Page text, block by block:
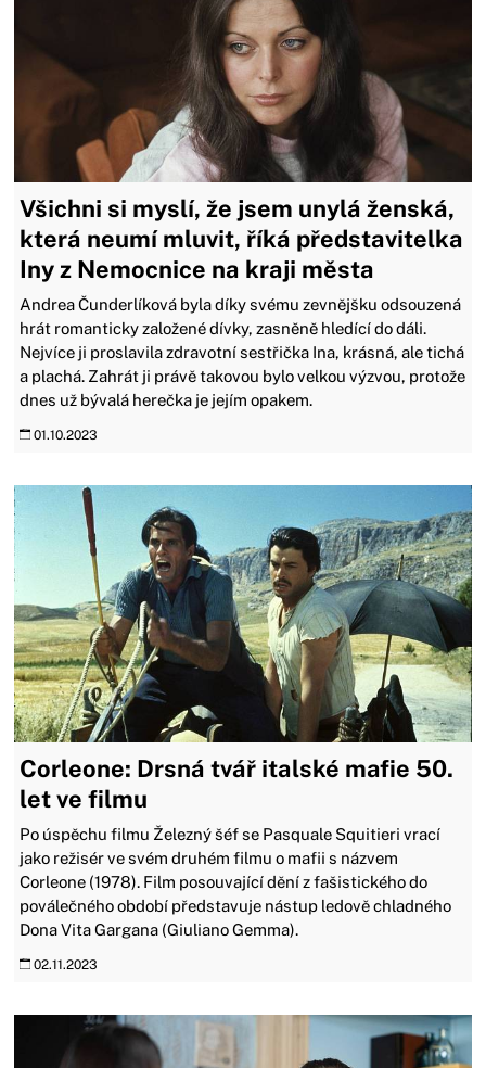
Všichni si myslí, že jsem unylá ženská,
která neumí mluvit, říká představitelka
Iny z Nemocnice na kraji města
Andrea Čunderlíková byla díky svému zevnějšku odsouzená
hrát romanticky založené dívky, zasněně hledící do dáli.
Nejvíce ji proslavila zdravotní sestřička Ina, krásná, ale tichá
a plachá. Zahrát ji právě takovou bylo velkou výzvou, protože
dnes už bývalá herečka je jejím opakem.
01.10.2023
Corleone: Drsná tvář italské mafie 50.
let ve filmu
Po úspěchu filmu Železný šéf se Pasquale Squitieri vrací
jako režisér ve svém druhém filmu o mafii s názvem
Corleone (1978). Film posouvající dění z fašistického do
poválečného období představuje nástup ledově chladného
Dona Vita Gargana (Giuliano Gemma).
02.11.2023